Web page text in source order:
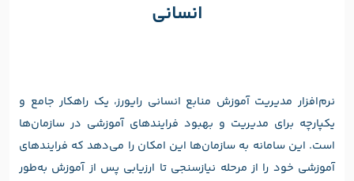
انسانی
نرم‌افزار مدیریت آموزش منابع انسانی رایورز، یک راهکار جامع و
یکپارچه برای مدیریت و بهبود فرایندهای آموزشی در سازمان‌ها
است. این سامانه به سازمان‌ها این امکان را می‌دهد که فرایندهای
آموزشی خود را از مرحله نیازسنجی تا ارزیابی پس از آموزش به‌طور